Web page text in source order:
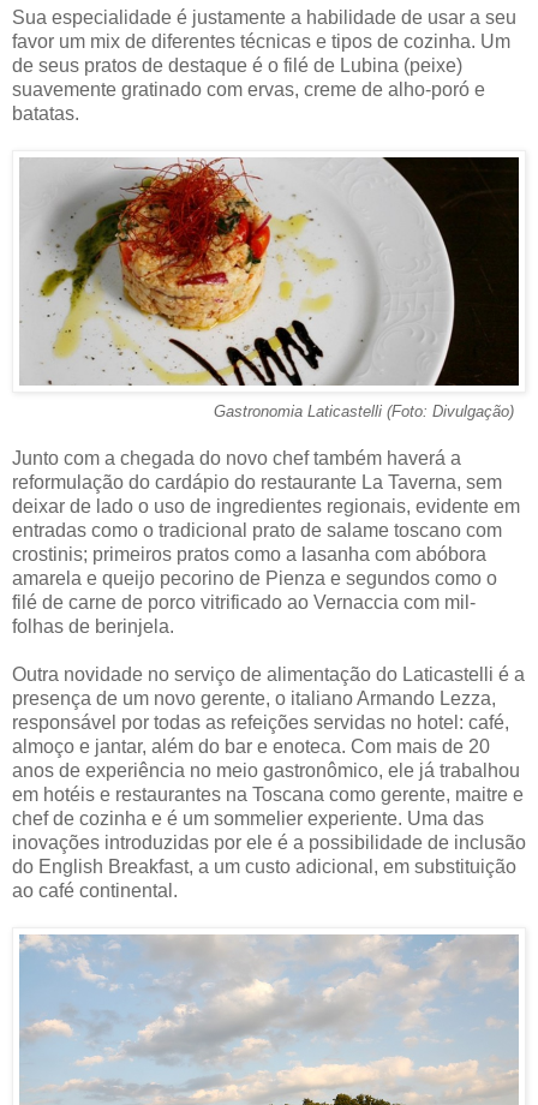
Sua especialidade é justamente a habilidade de usar a seu
favor um mix de diferentes técnicas e tipos de cozinha. Um
de seus pratos de destaque é o filé de Lubina (peixe)
suavemente gratinado com ervas, creme de alho-poró e
batatas.
Gastronomia Laticastelli (Foto: Divulgação)
Junto com a chegada do novo chef também haverá a
reformulação do cardápio do restaurante La Taverna, sem
deixar de lado o uso de ingredientes regionais, evidente em
entradas como o tradicional prato de salame toscano com
crostinis; primeiros pratos como a lasanha com abóbora
amarela e queijo pecorino de Pienza e segundos como o
filé de carne de porco vitrificado ao Vernaccia com mil-
folhas de berinjela.
Outra novidade no serviço de alimentação do Laticastelli é a
presença de um novo gerente, o italiano Armando Lezza,
responsável por todas as refeições servidas no hotel: café,
almoço e jantar, além do bar e enoteca. Com mais de 20
anos de experiência no meio gastronômico, ele já trabalhou
em hotéis e restaurantes na Toscana como gerente, maitre e
chef de cozinha e é um sommelier experiente. Uma das
inovações introduzidas por ele é a possibilidade de inclusão
do English Breakfast, a um custo adicional, em substituição
ao café continental.